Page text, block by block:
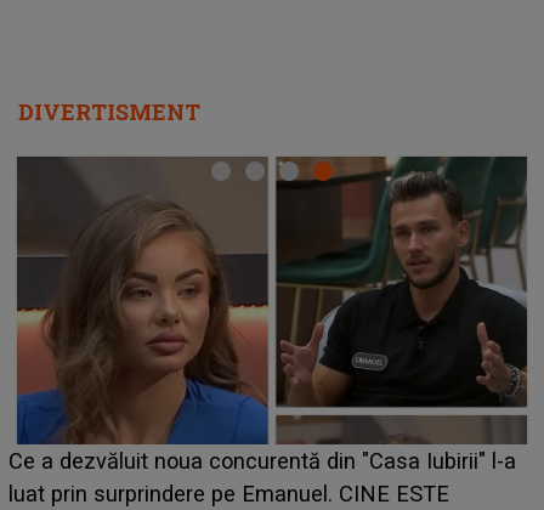
DIVERTISMENT
l-a
HOROSCOP de weekend, 8-9 august 2026.
care riscă să rămână fără bani. O decizie